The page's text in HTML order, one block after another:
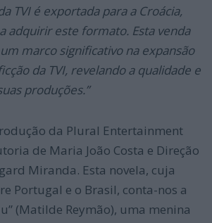
TVI é exportada para a Croácia,
adquirir este formato. Esta venda
marco significativo na expansão
da TVI, revelando a qualidade e
produções.”
da Plural Entertainment
de Maria João Costa e Direção
Miranda. Esta novela, cuja
Portugal e o Brasil, conta-nos a
(Matilde Reymão), uma menina